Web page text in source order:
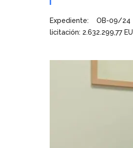
Expediente: OB-09/
licitación: 2.632.299,77